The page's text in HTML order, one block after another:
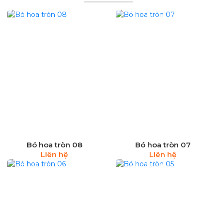
Bó hoa tròn 08
Liên hệ
Bó hoa tròn 07
Liên hệ